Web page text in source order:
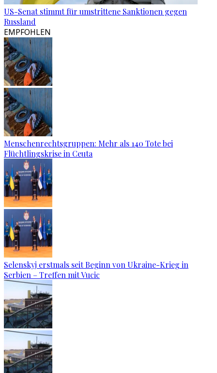
US-Senat stimmt für umstrittene Sanktionen gegen
Russland
EMPFOHLEN
Menschenrechtsgruppen: Mehr als 140 Tote bei
Flüchtlingskrise in Ceuta
Selenskyj erstmals seit Beginn von Ukraine-Krieg in
Serbien – Treffen mit Vucic